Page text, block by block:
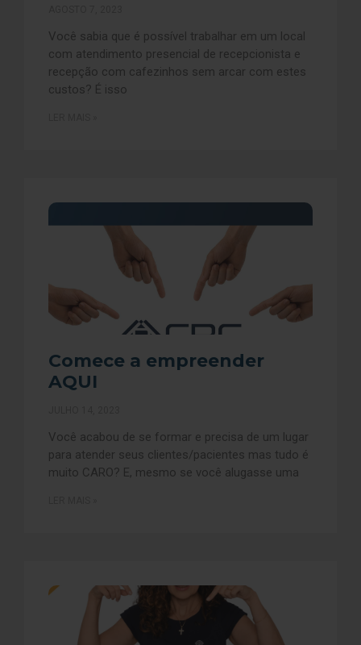
Você sabia que é possível trabalhar em um local
com atendimento presencial de recepcionista e
recepção com cafezinhos sem arcar com estes
custos? É isso
Comece a empreender
AQUI
Você acabou de se formar e precisa de um lugar
para atender seus clientes/pacientes mas tudo é
muito CARO? E, mesmo se você alugasse uma